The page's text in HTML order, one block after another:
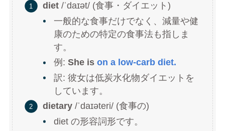
diet /ˈdaɪət/ (食事・ダイエット)
一般的な食事だけでなく、減量や健
康のための特定の食事法も指しま
す。
例:She is on a low-carb diet.
訳: 彼女は低炭水化物ダイエットを
しています。
dietary /ˈdaɪəteri/ (食事の)
diet の形容詞形です。